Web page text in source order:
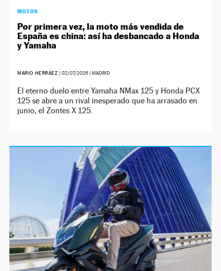
MOTOS
Por primera vez, la moto más vendida de
España es china: así ha desbancado a Honda
y Yamaha
MARIO HERRÁEZ |02/07/2026 | MADRID
El eterno duelo entre Yamaha NMax 125 y Honda PCX
125 se abre a un rival inesperado que ha arrasado en
junio, el Zontes X 125.